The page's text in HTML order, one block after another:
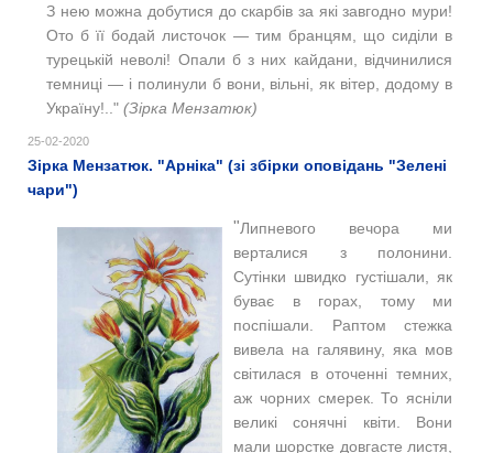
З нею можна добутися до скарбів за які завгодно мури!
Ото б її бодай листочок — тим бранцям, що сиділи в
турецькій неволі! Опали б з них кайдани, відчинилися
темниці — і полинули б вони, вільні, як вітер, додому в
Україну!.." (Зірка Мензатюк)
25-02-2020
Зірка Мензатюк. "Арніка" (зі збірки оповідань "Зелені
чари")
"Липневого вечора ми
верталися з полонини.
Сутінки швидко густішали, як
буває в горах, тому ми
поспішали. Раптом стежка
вивела на галявину, яка мов
світилася в оточенні темних,
аж чорних смерек. То ясніли
великі сонячні квіти. Вони
мали шорстке довгасте листя,